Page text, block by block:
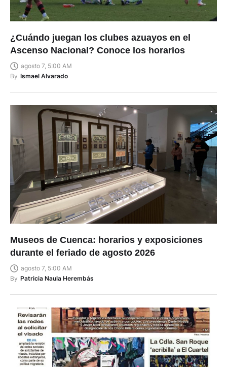
¿Cuándo juegan los clubes azuayos en el
Ascenso Nacional? Conoce los horarios
agosto 7, 5:00 AM
By Ismael Alvarado
Museos de Cuenca: horarios y exposiciones
durante el feriado de agosto 2026
agosto 7, 5:00 AM
By Patricia Naula Herembás